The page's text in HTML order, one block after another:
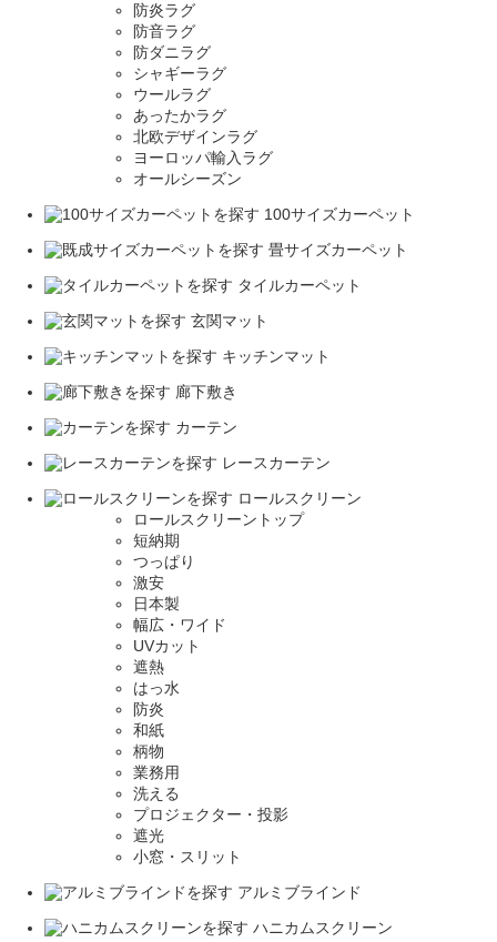
防炎ラグ
防音ラグ
防ダニラグ
シャギーラグ
ウールラグ
あったかラグ
北欧デザインラグ
ヨーロッパ輸入ラグ
オールシーズン
100サイズカーペット
畳サイズカーペット
タイルカーペット
玄関マット
キッチンマット
廊下敷き
カーテン
レースカーテン
ロールスクリーン
ロールスクリーントップ
短納期
つっぱり
激安
日本製
幅広・ワイド
UVカット
遮熱
はっ水
防炎
和紙
柄物
業務用
洗える
プロジェクター・投影
遮光
小窓・スリット
アルミブラインド
ハニカムスクリーン